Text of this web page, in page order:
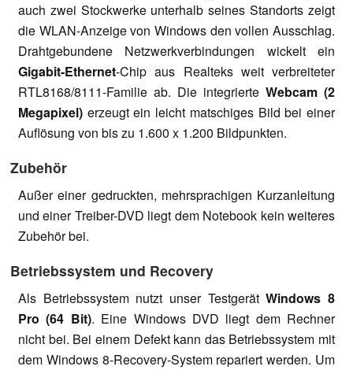
auch zwei Stockwerke unterhalb seines Standorts zeigt
die WLAN-Anzeige von Windows den vollen Ausschlag.
Drahtgebundene Netzwerkverbindungen wickelt ein
Gigabit-Ethernet-Chip aus Realteks weit verbreiteter
RTL8168/8111-Familie ab. Die integrierte Webcam (2
Megapixel) erzeugt ein leicht matschiges Bild bei einer
Auflösung von bis zu 1.600 x 1.200 Bildpunkten.
Zubehör
Außer einer gedruckten, mehrsprachigen Kurzanleitung
und einer Treiber-DVD liegt dem Notebook kein weiteres
Zubehör bei.
Betriebssystem und Recovery
Als Betriebssystem nutzt unser TestgerätWindows 8
Pro (64 Bit). Eine Windows DVD liegt dem Rechner
nicht bei. Bei einem Defekt kann das Betriebssystem mit
dem Windows 8-Recovery-System repariert werden. Um